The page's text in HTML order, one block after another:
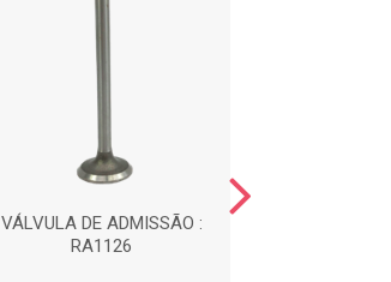
VÁLVULA DE ADMISSÃO :
RA1126